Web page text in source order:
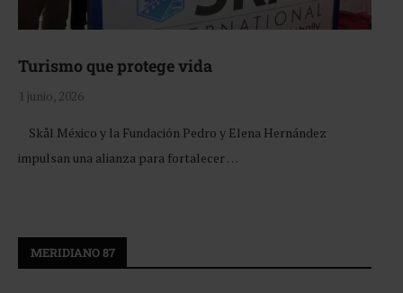
Turismo que protege vida
1 junio, 2026
Skål México y la Fundación Pedro y Elena Hernández
impulsan una alianza para fortalecer …
MERIDIANO 87